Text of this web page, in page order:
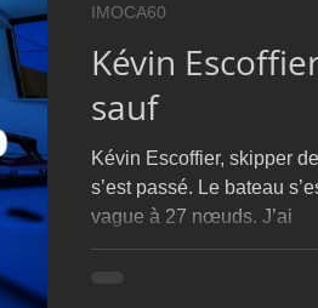
Kévin
sauf
Kévin Escoffier, skipper
s’est passé. Le bateau
vague à 27 nœuds. J’ai
IMOCA60